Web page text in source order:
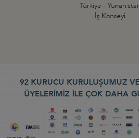
Türkiye -
İş Konseyi
92 KURUCU KURULUŞUMUZ
ÜYELERİMİZ İLE ÇOK DAHA